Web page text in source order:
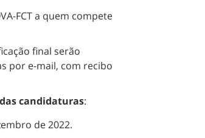
FCT a quem compete
final serão
por e-mail, com recibo
candidaturas:
de 2022.